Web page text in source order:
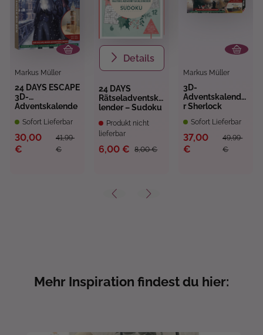
Markus Müller
24 DAYS ESCAPE
3D-
Adventskalende
Holmes im
Schatten des
Big Ben
Sofort Lieferbar
41,99
€
30,00
€
24 DAYS
Rätseladventska
lender – Sudoku
Produkt nicht
lieferbar
8,00 €
6,00 €
Details
Markus Müller
3D-
Adventskalende
r Sherlock
letzte Fahrt der
Titanic
Sofort Lieferbar
49,99
€
37,00
€
Mehr Inspiration findest du hier: